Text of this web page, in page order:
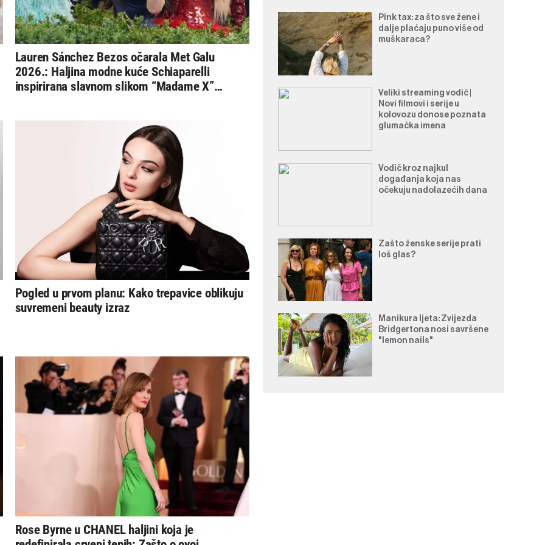
Lauren Sánchez Bezos očarala Met Galu
2026.: Haljina modne kuće Schiaparelli
inspirirana slavnom slikom “Madame X”
Pogled u prvom planu: Kako trepavice oblikuju
suvremeni beauty izraz
Rose Byrne u CHANEL haljini koja je
Pink tax: za što sve žene i
dalje plaćaju puno više od
muškaraca?
Veliki streaming vodič |
Novi filmovi i serije u
kolovozu donose poznata
glumačka imena
Vodič kroz najkul
događanja koja nas
očekuju nadolazećih dana
Zašto ženske serije prati
loš glas?
Manikura ljeta: Zvijezda
Bridgertona nosi savršene
"lemon nails"